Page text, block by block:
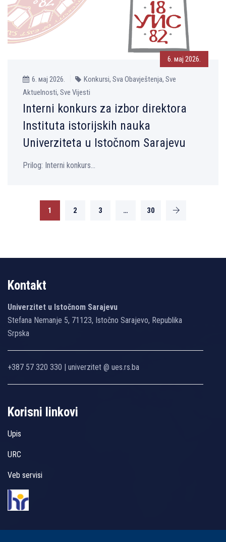
6. мај 2026.
6. мај 2026.
Konkursi, Sva Obavještenja, Sve
Aktuelnosti, Sve Vijesti
Interni konkurs za izbor direktora
Instituta istorijskih nauka
Univerziteta u Istočnom Sarajevu
Prilog: Interni konkurs...
1 2 3 … 30
Kontakt
Univerzitet u Istočnom Sarajevu
Stefana Nemanje 5, 71123, Istočno Sarajevo, Republika
Srpska
+387 57 320 330 | univerzitet @ ues.rs.ba
Korisni linkovi
Upis
URC
Veb servisi